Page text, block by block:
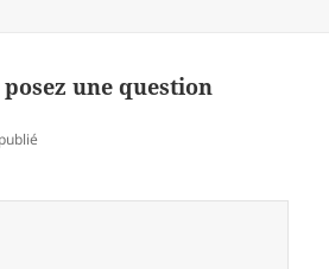
une question